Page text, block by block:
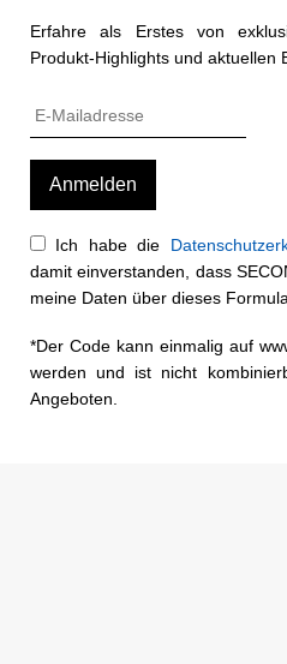
Erfahre als Erstes von
Produkt-Highlights und aktuellen
Ich habe die
damit einverstanden, dass
meine Daten über dieses
*Der Code kann einmalig auf
werden und ist nicht
Angeboten.